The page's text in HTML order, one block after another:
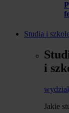
Studia i
i
Jakie